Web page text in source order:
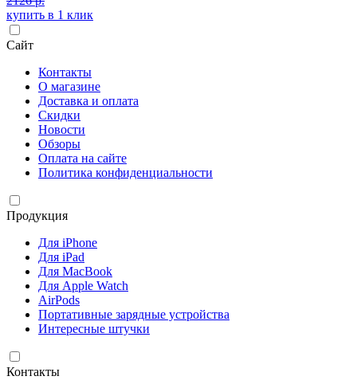
купить в 1 клик
Сайт
Контакты
О магазине
Доставка и оплата
Скидки
Новости
Обзоры
Оплата на сайте
Политика конфиденциальности
Продукция
Для iPhone
Для iPad
Для MacBook
Для Apple Watch
AirPods
Портативные зарядные устройства
Интересные штучки
Контакты